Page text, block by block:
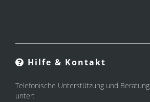
Hilfe & Kontakt
Telefonische Unterstützung und Beratung
unter: